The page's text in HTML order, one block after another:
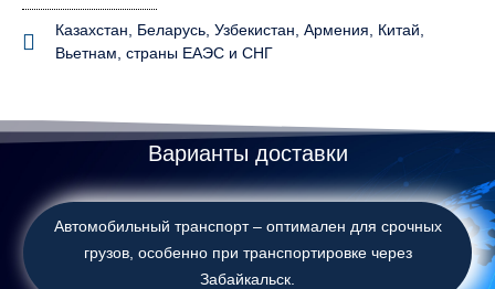
Казахстан, Беларусь, Узбекистан, Армения, Китай,
Вьетнам, страны ЕАЭС и СНГ
Варианты доставки
Автомобильный транспорт – оптимален для срочных
грузов, особенно при транспортировке через
Забайкальск.